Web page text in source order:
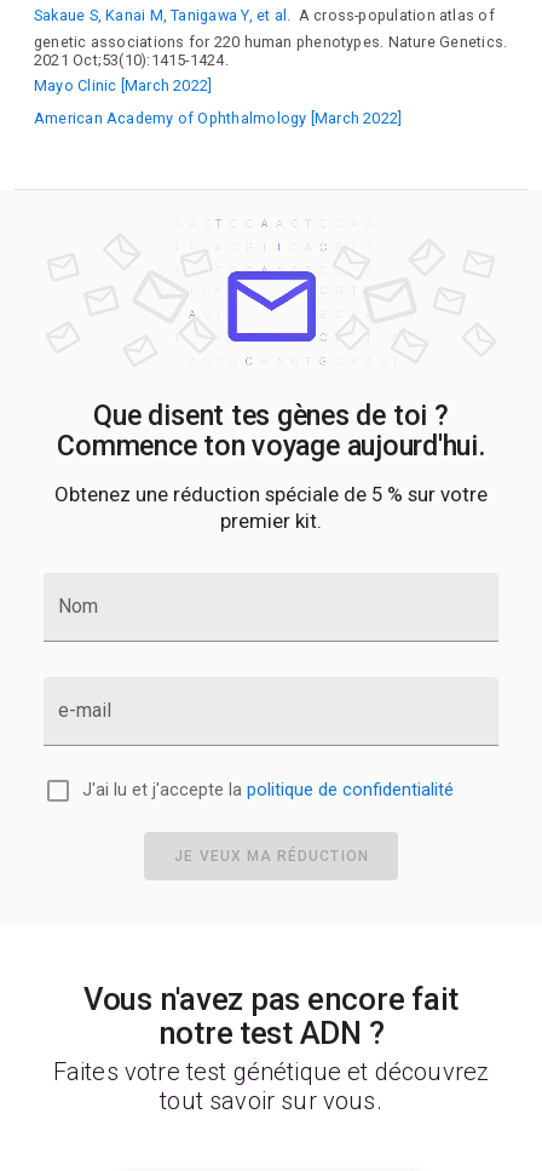
Sakaue S, Kanai M, Tanigawa Y, et al. A cross-population atlas of
genetic associations for 220 human phenotypes. Nature Genetics.
2021 Oct;53(10):1415-1424.
Mayo Clinic [March 2022]
American Academy of Ophthalmology [March 2022]
Que disent tes gènes de toi ?
Commence ton voyage aujourd'hui.
Obtenez une réduction spéciale de 5 % sur votre
premier kit.
Nom
e-mail
J'ai lu et j'accepte la politique de confidentialité
JE VEUX MA RÉDUCTION
Vous n'avez pas encore fait
notre test ADN ?
Faites votre test génétique et découvrez
tout savoir sur vous.